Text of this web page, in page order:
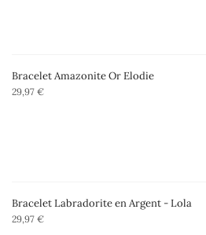
Bracelet Amazonite Or Elodie
29,97 €
Bracelet Labradorite en Argent - Lola
29,97 €